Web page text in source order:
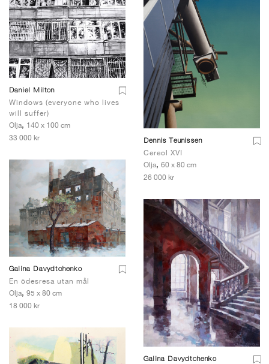
Dennis Teunissen
Cereol XVI
Olja, 60 x 80 cm
26 000 kr
Daniel Milton
Windows (everyone who lives
will suffer)
Olja, 140 x 100 cm
33 000 kr
Galina Davydtchenko
En ödesresa utan mål
Olja, 95 x 80 cm
18 000 kr
Galina Davydtchenko